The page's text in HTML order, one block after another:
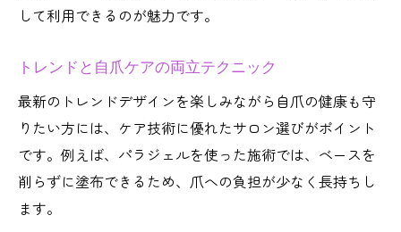
して利用できるのが魅力です。
トレンドと自爪ケアの両立テクニック
最新のトレンドデザインを楽しみながら自爪の健康も守
りたい方には、ケア技術に優れたサロン選びがポイント
です。例えば、パラジェルを使った施術では、ベースを
削らずに塗布できるため、爪への負担が少なく長持ちし
ます。